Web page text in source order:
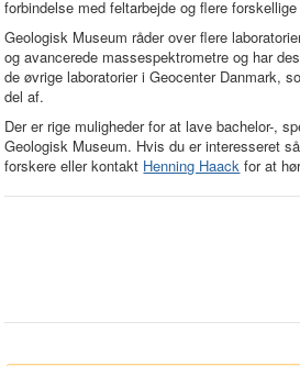
forbindelse med feltarbejde og flere
Geologisk Museum råder over flere
og avancerede massespektrometre og har
de øvrige laboratorier i Geocenter Danmark,
del af.
Der er rige muligheder for at lave bachelor-,
Geologisk Museum. Hvis du er interesseret
forskere eller kontakt Henning Haack for at